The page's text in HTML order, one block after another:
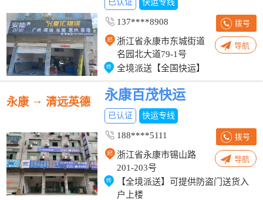
已认证 快运专线
137****8908 拨号
浙江省永康市东城街道
名园北大道79-1号
导航
全境派送【全国快运】
永康 → 清远英德 永康百茂快运
已认证 快运专线
188****5111 拨号
浙江省永康市锡山路
201-203号
导航
【全境派送】可提供防盗门送货入
户上楼